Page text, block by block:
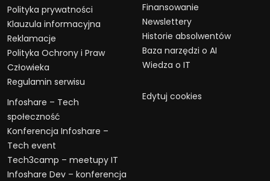
Polityka prywatności
Klauzula informacyjna
Reklamacje
Polityka Ochrony i Praw
Człowieka
Regulamin serwisu
Infoshare – Tech
społeczność
Konferencja Infoshare –
Tech event
Tech3camp – meetupy IT
Infoshare Dev – konferencja
Finansowanie
Newslettery
Historie absolwentów
Baza narzędzi o AI
Wiedza o IT
Edytuj cookies